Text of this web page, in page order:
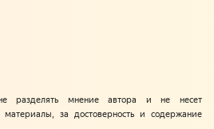
разделять мнение автора и не несет
материалы, за достоверность и содержание